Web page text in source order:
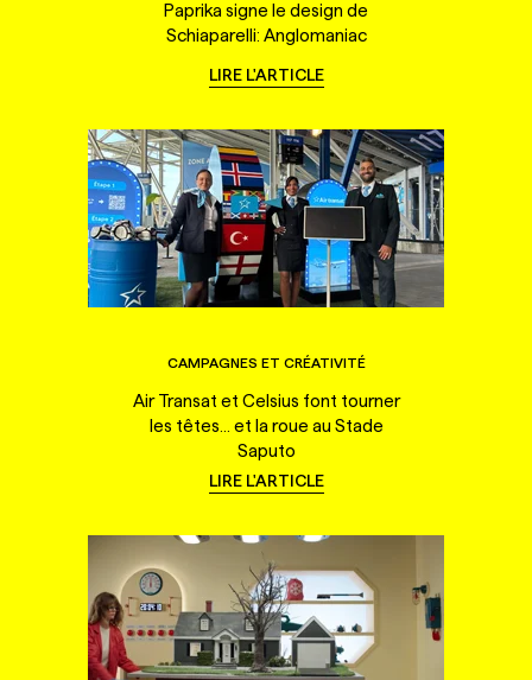
Paprika signe le design de
Schiaparelli: Anglomaniac
LIRE L'ARTICLE
CAMPAGNES ET CRÉATIVITÉ
Air Transat et Celsius font tourner
les têtes... et la roue au Stade
Saputo
LIRE L'ARTICLE